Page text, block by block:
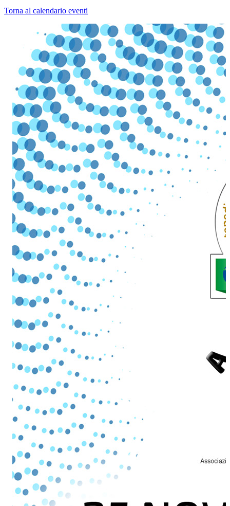
Torna al calendario eventi